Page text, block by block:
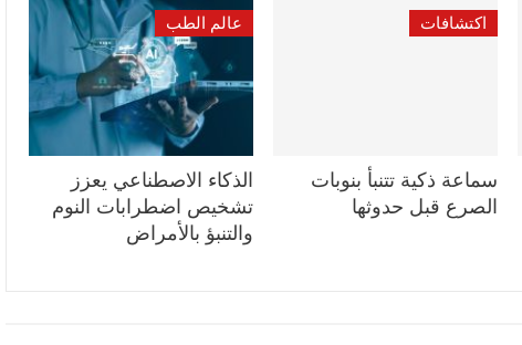
اكتشافات
سماعة ذكية تتنبأ بنوبات
الصرع قبل حدوثها
عالم الطب
الذكاء الاصطناعي يعزز
تشخيص اضطرابات النوم
والتنبؤ بالأمراض